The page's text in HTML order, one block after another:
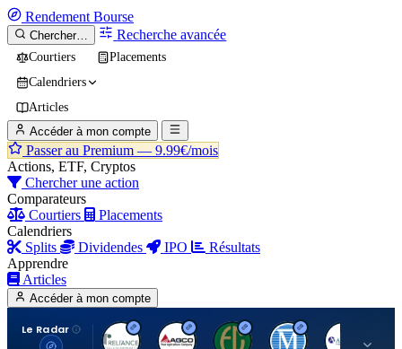
Rendement Bourse
Chercher… Recherche avancée
Courtiers
Placements
Calendriers
Articles
Accéder à mon compte
Passer au Premium — 9.99€/mois
Actions, ETF, Cryptos
Chercher une action
Comparateurs
Courtiers
Placements
Calendriers
Splits
Dividendes IPO
Résultats
Apprendre
Articles
Accéder à mon compte
Le Radar
R A F M A